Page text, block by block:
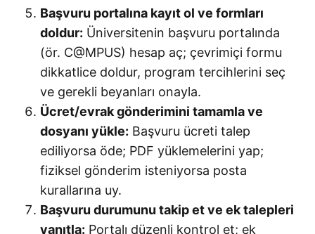
Başvuru portalına kayıt ol ve formları
doldur: Üniversitenin başvuru portalında
(ör. C@MPUS) hesap aç; çevrimiçi formu
dikkatlice doldur, program tercihlerini seç
ve gerekli beyanları onayla.
Ücret/evrak gönderimini tamamla ve
dosyanı yükle: Başvuru ücreti talep
ediliyorsa öde; PDF yüklemelerini yap;
fiziksel gönderim isteniyorsa posta
kurallarına uy.
Başvuru durumunu takip et ve ek talepleri
yanıtla: Portalı düzenli kontrol et; ek